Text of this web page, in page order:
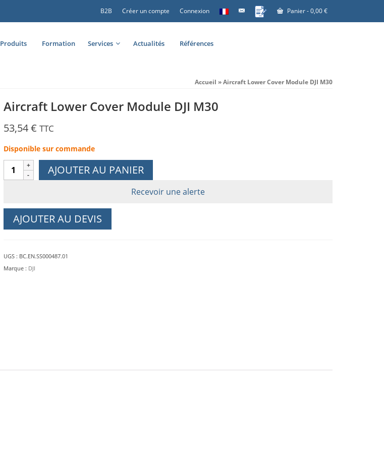
B2B Créer un compte Connexion Panier-0,00€
Produits Formation Services Actualités Références
Accueil »Aircraft Lower Cover Module DJI M30
Aircraft Lower Cover Module DJI M30
53,54€ TTC
Disponible sur commande
quantité
de
Cover
Module
AJOUTER AU PANIER
Recevoir une alerte
AJOUTER AU DEVIS
UGS : BC.EN.SS000487.01
Marque : DJI